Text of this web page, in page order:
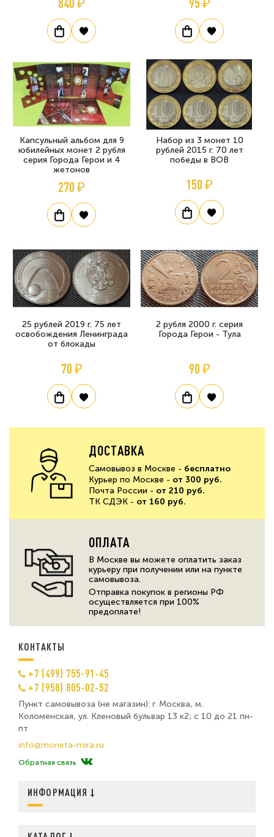
Капсульный альбом для 9
юбилейных монет 2 рубля
серия Города Герои и 4
жетонов
270 ₽
Набор из 3 монет 10
рублей 2015 г. 70 лет
победы в ВОВ
150 ₽
25 рублей 2019 г. 75 лет
освобождения Ленинграда
от блокады
70 ₽
2 рубля 2000 г. серия
Города Герои - Тула
90 ₽
ДОСТАВКА
Самовывоз в Москве - бесплатно
Курьер по Москве - от 300 руб.
Почта России - от 210 руб.
ТК СДЭК - от 160 руб.
ОПЛАТА
В Москве вы можете оплатить заказ
курьеру при получении или на пункте
самовывоза.
Отправка покупок в регионы РФ
осуществляется при 100%
предоплате!
КОНТАКТЫ
+7 (499) 755-91-45
+7 (958) 805-02-52
Пункт самовывоза (не магазин): г. Москва, м.
Коломенская, ул. Кленовый бульвар 13 к2; с 10 до 21 пн-
пт
info@moneta-mira.ru
Обратная связь
ИНФОРМАЦИЯ